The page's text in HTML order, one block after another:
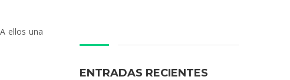
ellos una
ENTRADAS RECIENTES